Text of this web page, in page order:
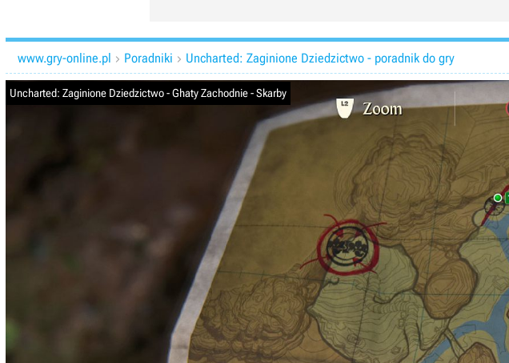
www.gry-online.pl  Poradniki  Uncharted: Zaginione Dziedzictwo - poradnik do gry
Uncharted: Zaginione Dziedzictwo - Ghaty Zachodnie - Skarby